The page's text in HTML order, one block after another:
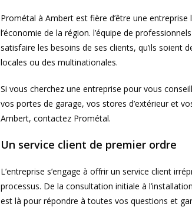
Prométal à Ambert est fière d’être une
l’économie de la région. l’équipe de
satisfaire les besoins de ses clients, qu’ils soient
locales ou des multinationales.
Si vous cherchez une entreprise pour vous
vos portes de garage, vos stores d’extérieur et
Ambert, contactez Prométal.
Un service client de premier ordre
L’entreprise s’engage à offrir un service client
processus. De la consultation initiale à
est là pour répondre à toutes vos questions et